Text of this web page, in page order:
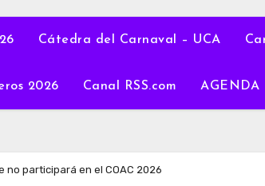
Cátedra del Carnaval – UCA
2026 Canal RSS.com AGENDA
no participará en el COAC 2026